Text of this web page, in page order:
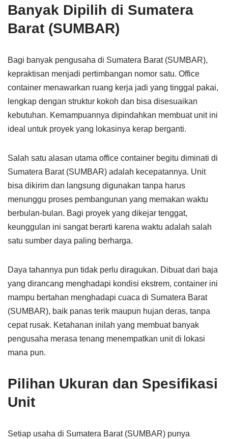
Banyak Dipilih di Sumatera
Barat (SUMBAR)
Bagi banyak pengusaha di Sumatera Barat (SUMBAR),
kepraktisan menjadi pertimbangan nomor satu. Office
container menawarkan ruang kerja jadi yang tinggal pakai,
lengkap dengan struktur kokoh dan bisa disesuaikan
kebutuhan. Kemampuannya dipindahkan membuat unit ini
ideal untuk proyek yang lokasinya kerap berganti.
Salah satu alasan utama office container begitu diminati di
Sumatera Barat (SUMBAR) adalah kecepatannya. Unit
bisa dikirim dan langsung digunakan tanpa harus
menunggu proses pembangunan yang memakan waktu
berbulan-bulan. Bagi proyek yang dikejar tenggat,
keunggulan ini sangat berarti karena waktu adalah salah
satu sumber daya paling berharga.
Daya tahannya pun tidak perlu diragukan. Dibuat dari baja
yang dirancang menghadapi kondisi ekstrem, container ini
mampu bertahan menghadapi cuaca di Sumatera Barat
(SUMBAR), baik panas terik maupun hujan deras, tanpa
cepat rusak. Ketahanan inilah yang membuat banyak
pengusaha merasa tenang menempatkan unit di lokasi
mana pun.
Pilihan Ukuran dan Spesifikasi
Unit
Setiap usaha di Sumatera Barat (SUMBAR) punya